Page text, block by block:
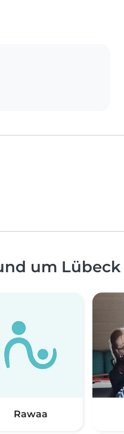
um Lübeck
Rawaa